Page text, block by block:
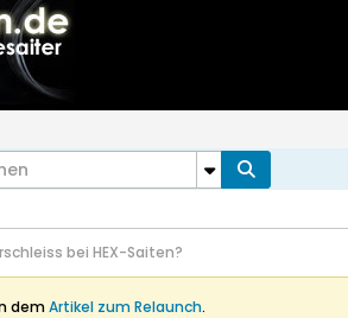
bei HEX-Saiten?
demArtikel zum Relaunch.